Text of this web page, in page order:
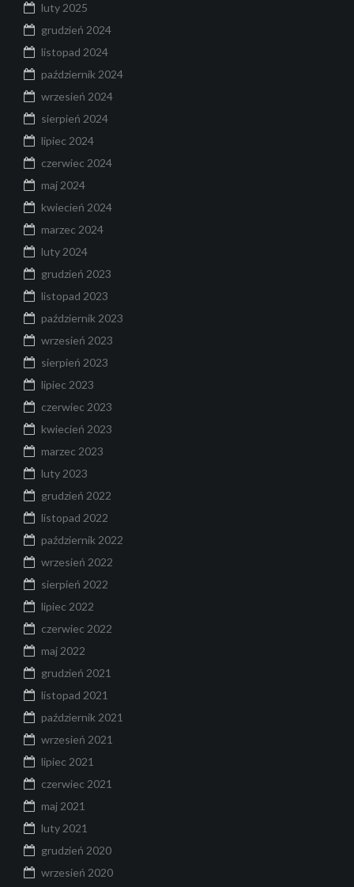
luty 2025
grudzień 2024
listopad 2024
październik 2024
wrzesień 2024
sierpień 2024
lipiec 2024
czerwiec 2024
maj 2024
kwiecień 2024
marzec 2024
luty 2024
grudzień 2023
listopad 2023
październik 2023
wrzesień 2023
sierpień 2023
lipiec 2023
czerwiec 2023
kwiecień 2023
marzec 2023
luty 2023
grudzień 2022
listopad 2022
październik 2022
wrzesień 2022
sierpień 2022
lipiec 2022
czerwiec 2022
maj 2022
grudzień 2021
listopad 2021
październik 2021
wrzesień 2021
lipiec 2021
czerwiec 2021
maj 2021
luty 2021
grudzień 2020
wrzesień 2020